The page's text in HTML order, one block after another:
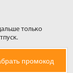
только
промокод